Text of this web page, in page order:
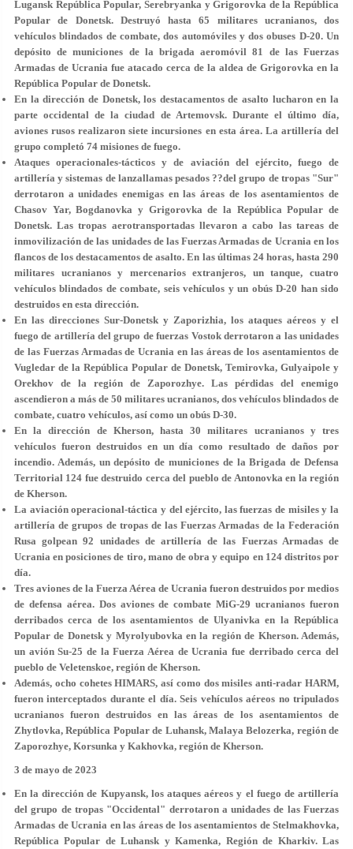
Lugansk República Popular, Serebryanka y Grigorovka de la República
Popular de Donetsk. Destruyó hasta 65 militares ucranianos, dos
vehículos blindados de combate, dos automóviles y dos obuses D-20. Un
depósito de municiones de la brigada aeromóvil 81 de las Fuerzas
Armadas de Ucrania fue atacado cerca de la aldea de Grigorovka en la
República Popular de Donetsk.
En la dirección de Donetsk, los destacamentos de asalto lucharon en la
parte occidental de la ciudad de Artemovsk. Durante el último día,
aviones rusos realizaron siete incursiones en esta área. La artillería del
grupo completó 74 misiones de fuego.
Ataques operacionales-tácticos y de aviación del ejército, fuego de
artillería y sistemas de lanzallamas pesados ??del grupo de tropas "Sur"
derrotaron a unidades enemigas en las áreas de los asentamientos de
Chasov Yar, Bogdanovka y Grigorovka de la República Popular de
Donetsk. Las tropas aerotransportadas llevaron a cabo las tareas de
inmovilización de las unidades de las Fuerzas Armadas de Ucrania en los
flancos de los destacamentos de asalto. En las últimas 24 horas, hasta 290
militares ucranianos y mercenarios extranjeros, un tanque, cuatro
vehículos blindados de combate, seis vehículos y un obús D-20 han sido
destruidos en esta dirección.
En las direcciones Sur-Donetsk y Zaporizhia, los ataques aéreos y el
fuego de artillería del grupo de fuerzas Vostok derrotaron a las unidades
de las Fuerzas Armadas de Ucrania en las áreas de los asentamientos de
Vugledar de la República Popular de Donetsk, Temirovka, Gulyaipole y
Orekhov de la región de Zaporozhye. Las pérdidas del enemigo
ascendieron a más de 50 militares ucranianos, dos vehículos blindados de
combate, cuatro vehículos, así como un obús D-30.
En la dirección de Kherson, hasta 30 militares ucranianos y tres
vehículos fueron destruidos en un día como resultado de daños por
incendio. Además, un depósito de municiones de la Brigada de Defensa
Territorial 124 fue destruido cerca del pueblo de Antonovka en la región
de Kherson.
La aviación operacional-táctica y del ejército, las fuerzas de misiles y la
artillería de grupos de tropas de las Fuerzas Armadas de la Federación
Rusa golpean 92 unidades de artillería de las Fuerzas Armadas de
Ucrania en posiciones de tiro, mano de obra y equipo en 124 distritos por
día.
Tres aviones de la Fuerza Aérea de Ucrania fueron destruidos por medios
de defensa aérea. Dos aviones de combate MiG-29 ucranianos fueron
derribados cerca de los asentamientos de Ulyanivka en la República
Popular de Donetsk y Myrolyubovka en la región de Kherson. Además,
un avión Su-25 de la Fuerza Aérea de Ucrania fue derribado cerca del
pueblo de Veletenskoe, región de Kherson.
Además, ocho cohetes HIMARS, así como dos misiles anti-radar HARM,
fueron interceptados durante el día. Seis vehículos aéreos no tripulados
ucranianos fueron destruidos en las áreas de los asentamientos de
Zhytlovka, República Popular de Luhansk, Malaya Belozerka, región de
Zaporozhye, Korsunka y Kakhovka, región de Kherson.
3 de mayo de 2023
En la dirección de Kupyansk, los ataques aéreos y el fuego de artillería
del grupo de tropas "Occidental" derrotaron a unidades de las Fuerzas
Armadas de Ucrania en las áreas de los asentamientos de Stelmakhovka,
República Popular de Luhansk y Kamenka, Región de Kharkiv. Las